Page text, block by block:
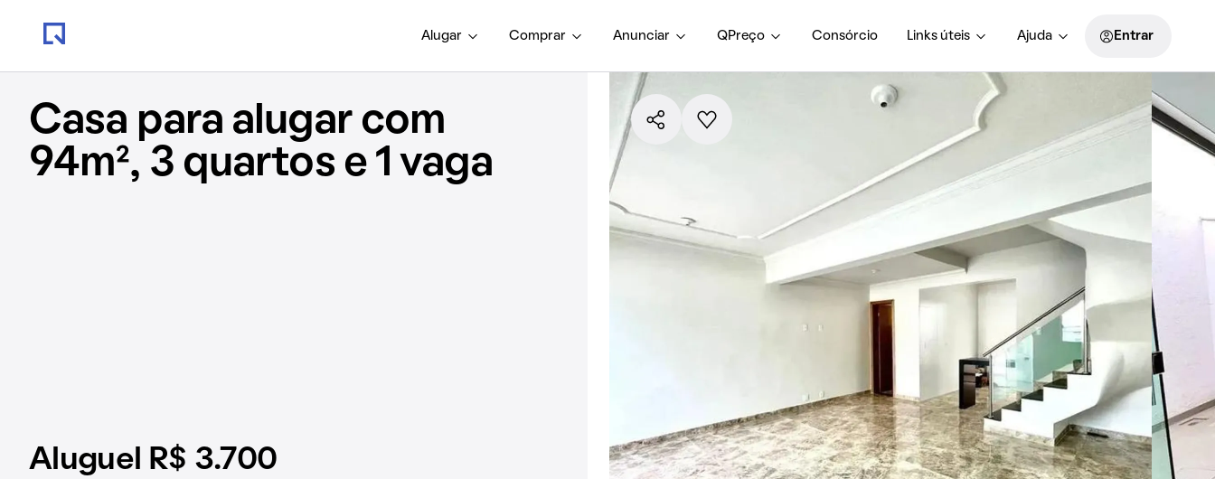
Alugar Comprar Anunciar QPreço Consórcio Links úteis Ajuda Entrar
Casa para alugar com
94m², 3 quartos e 1 vaga
Aluguel R$ 3.700